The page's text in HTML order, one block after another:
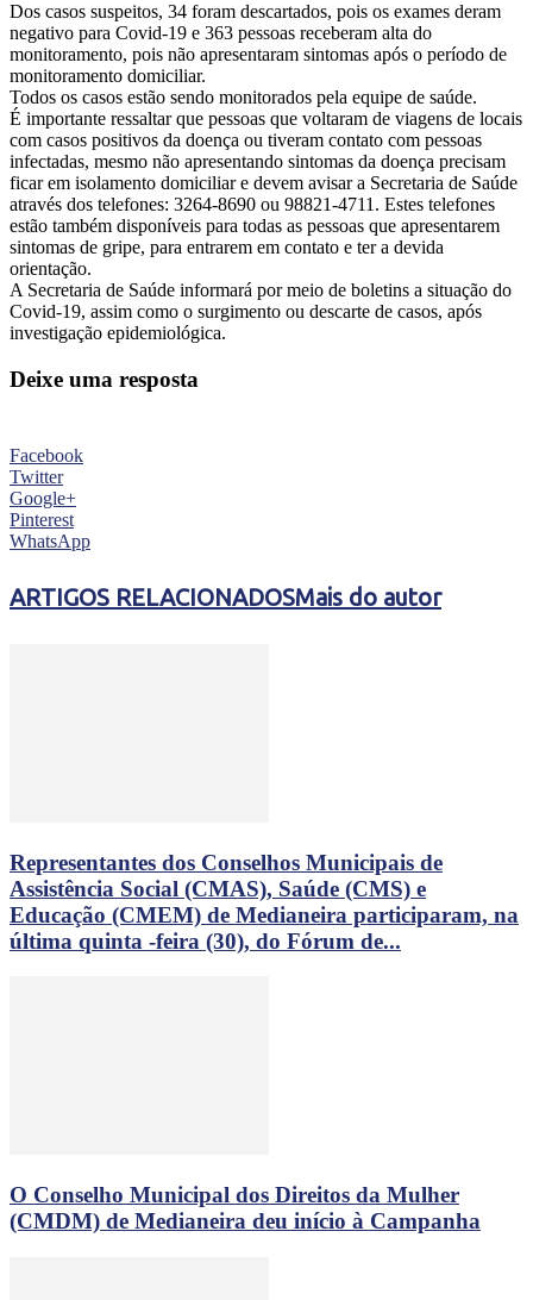
Dos casos suspeitos, 34 foram descartados, pois os exames deram
negativo para Covid-19 e 363 pessoas receberam alta do
monitoramento, pois não apresentaram sintomas após o período de
monitoramento domiciliar.
Todos os casos estão sendo monitorados pela equipe de saúde.
É importante ressaltar que pessoas que voltaram de viagens de locais
com casos positivos da doença ou tiveram contato com pessoas
infectadas, mesmo não apresentando sintomas da doença precisam
ficar em isolamento domiciliar e devem avisar a Secretaria de Saúde
através dos telefones: 3264-8690 ou 98821-4711. Estes telefones
estão também disponíveis para todas as pessoas que apresentarem
sintomas de gripe, para entrarem em contato e ter a devida
orientação.
A Secretaria de Saúde informará por meio de boletins a situação do
Covid-19, assim como o surgimento ou descarte de casos, após
investigação epidemiológica.
Deixe uma resposta
Facebook
Twitter
Google+
Pinterest
WhatsApp
ARTIGOS RELACIONADOSMais do autor
Representantes dos Conselhos Municipais de
Assistência Social (CMAS), Saúde (CMS) e
Educação (CMEM) de Medianeira participaram, na
última quinta -feira (30), do Fórum de...
O Conselho Municipal dos Direitos da Mulher
(CMDM) de Medianeira deu início à Campanha